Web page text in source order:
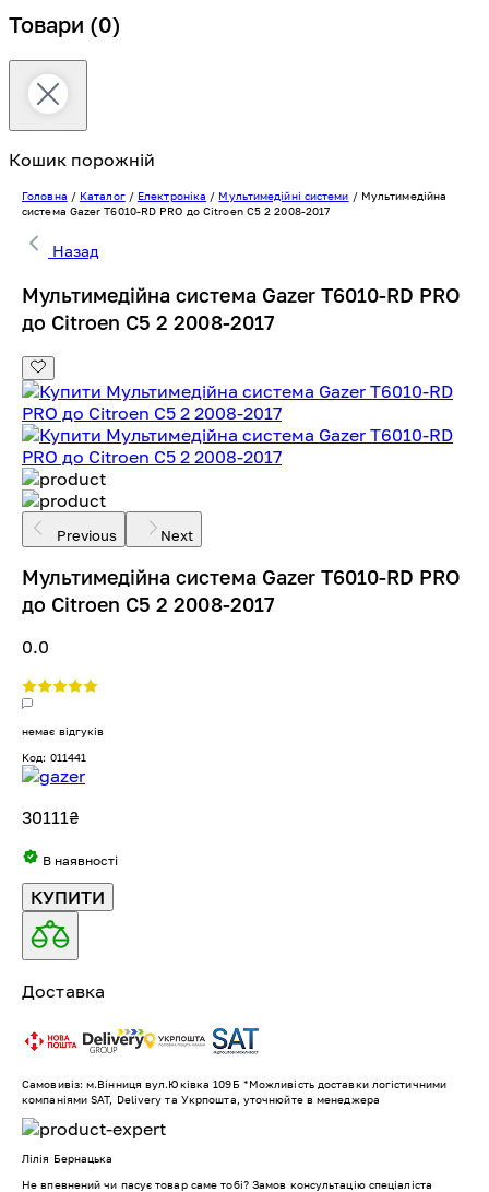
Товари (0)
Кошик порожній
Головна / Каталог/ Електроніка / Мультимедійні системи / Мультимедійна
система Gazer T6010-RD PRO до Citroen C5 2 2008-2017
Назад
Мультимедійна система Gazer T6010-RD PRO
до Citroen C5 2 2008-2017
Previous Next
Мультимедійна система Gazer T6010-RD PRO
до Citroen C5 2 2008-2017
0.0
немає відгуків
Код: 011441
30111₴
В наявності
КУПИТИ
Доставка
Самовивіз: м.Вінниця вул.Юківка 109Б *Можливість доставки логістичними
компаніями SAT, Delivery та Укрпошта, уточнюйте в менеджера
Лілія Бернацька
Не впевнений чи пасує товар саме тобі? Замов консультацію спеціаліста